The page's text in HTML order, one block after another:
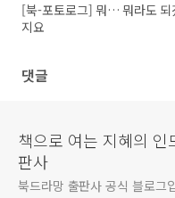
[북-포토로그] 뭐… 뭐라도 되
지요
댓글
책으로 여는 지혜의
판사
북드라망 출판사 공식 블로그